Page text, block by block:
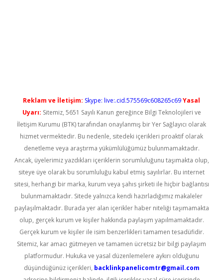
Reklam ve İletişim: Skype: live:.cid.575569c608265c69Yasal
Uyarı: Sitemiz, 5651 Sayılı Kanun gereğince Bilgi Teknolojileri ve
İletişim Kurumu (BTK) tarafından onaylanmış bir Yer Sağlayıcı olarak
hizmet vermektedir. Bu nedenle, sitedeki içerikleri proaktif olarak
denetleme veya araştırma yükümlülüğümüz bulunmamaktadır.
Ancak, üyelerimiz yazdıkları içeriklerin sorumluluğunu taşımakta olup,
siteye üye olarak bu sorumluluğu kabul etmiş sayılırlar. Bu internet
sitesi, herhangi bir marka, kurum veya şahıs şirketi ile hiçbir bağlantısı
bulunmamaktadır. Sitede yalnızca kendi hazırladığımız makaleler
paylaşılmaktadır. Burada yer alan içerikler haber niteliği taşımamakta
olup, gerçek kurum ve kişiler hakkında paylaşım yapılmamaktadır.
Gerçek kurum ve kişiler ile isim benzerlikleri tamamen tesadüfidir.
Sitemiz, kar amacı gütmeyen ve tamamen ücretsiz bir bilgi paylaşım
platformudur. Hukuka ve yasal düzenlemelere aykırı olduğunu
düşündüğünüz içerikleri, backlinkpanelicomtr@gmail.com